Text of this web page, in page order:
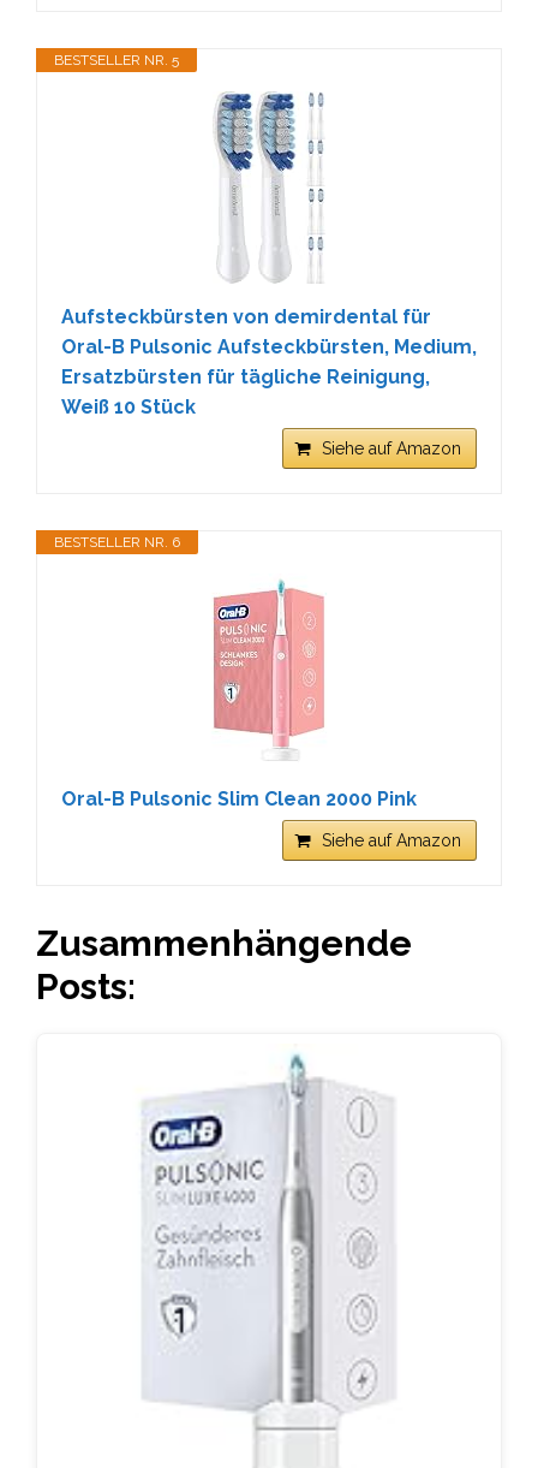
BESTSELLER NR. 5
Aufsteckbürsten von demirdental für
Oral-B Pulsonic Aufsteckbürsten, Medium,
Ersatzbürsten für tägliche Reinigung,
Weiß 10 Stück
Siehe auf Amazon
BESTSELLER NR. 6
Oral-B Pulsonic Slim Clean 2000 Pink
Siehe auf Amazon
Zusammenhängende
Posts: